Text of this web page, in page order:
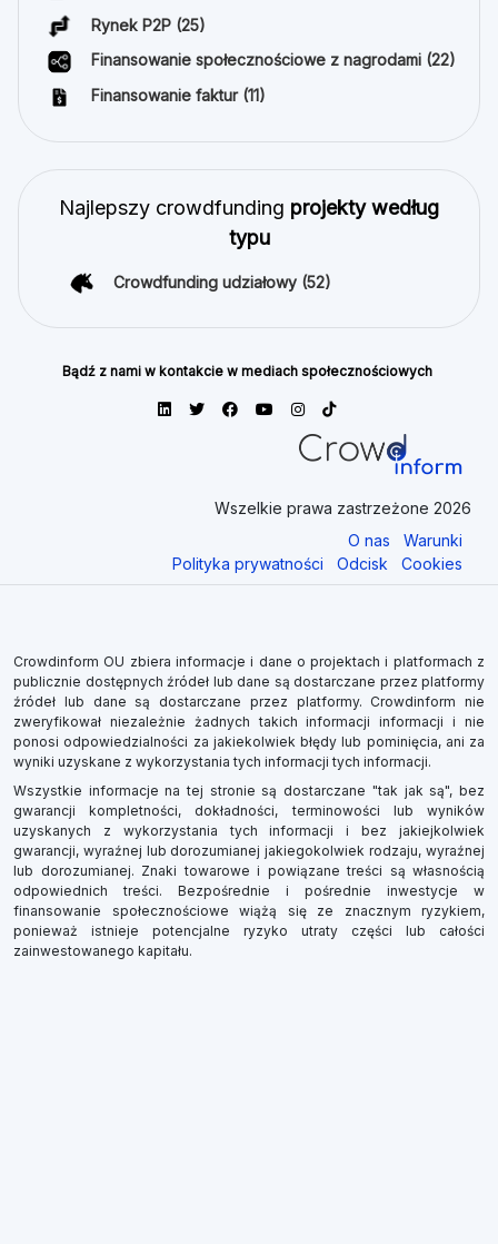
Rynek P2P (25)
Finansowanie społecznościowe z nagrodami (22)
Finansowanie faktur (11)
Najlepszy crowdfunding projekty według
typu
Crowdfunding udziałowy (52)
Bądź z nami w kontakcie w mediach społecznościowych
Wszelkie prawa zastrzeżone 2026
O nas
Warunki
Polityka prywatności
Odcisk Cookies
Crowdinform OU zbiera informacje i dane o projektach i platformach z
publicznie dostępnych źródeł lub dane są dostarczane przez platformy
źródeł lub dane są dostarczane przez platformy. Crowdinform nie
zweryfikował niezależnie żadnych takich informacji informacji i nie
ponosi odpowiedzialności za jakiekolwiek błędy lub pominięcia, ani za
wyniki uzyskane z wykorzystania tych informacji tych informacji.
Wszystkie informacje na tej stronie są dostarczane "tak jak są", bez
gwarancji kompletności, dokładności, terminowości lub wyników
uzyskanych z wykorzystania tych informacji i bez jakiejkolwiek
gwarancji, wyraźnej lub dorozumianej jakiegokolwiek rodzaju, wyraźnej
lub dorozumianej. Znaki towarowe i powiązane treści są własnością
odpowiednich treści. Bezpośrednie i pośrednie inwestycje w
finansowanie społecznościowe wiążą się ze znacznym ryzykiem,
ponieważ istnieje potencjalne ryzyko utraty części lub całości
zainwestowanego kapitału.